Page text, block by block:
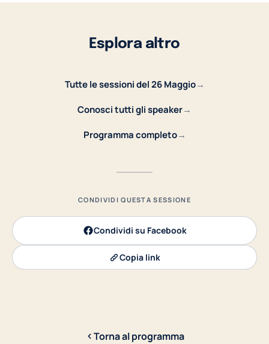
Esplora altro
Tutte le sessioni del 26 Maggio→
Conosci tutti gli speaker→
Programma completo→
CONDIVIDI QUESTA SESSIONE
Condividi su Facebook
Copia link
Torna al programma